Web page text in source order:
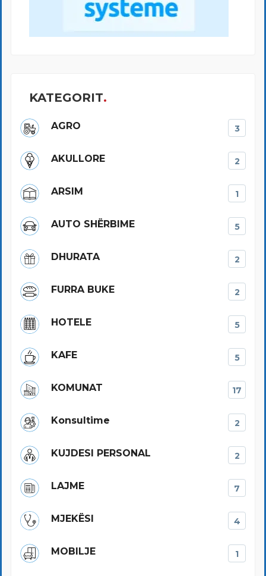
KATEGORIT
AGRO 3
AKULLORE 2
ARSIM 1
AUTO SHËRBIME 5
DHURATA 2
FURRA BUKE 2
HOTELE 5
KAFE 5
KOMUNAT 17
Konsultime 2
KUJDESI PERSONAL 2
LAJME 7
MJEKËSI 4
MOBILJE 1